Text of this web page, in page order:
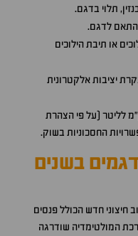
תלוי בדגם.
לדגם.
או תיבת הילוכים
יציבות אלקטרונית
לליטר (על פי הצהרת
החסכוניות בשוק.
בשנים
חיצוני חדש הכולל פנסים
המולטימדיה שודרגה